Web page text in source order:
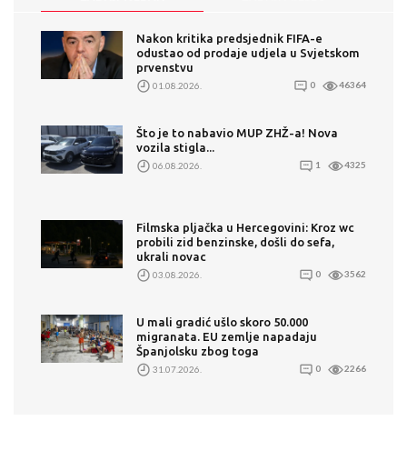
Nakon kritika predsjednik FIFA-e
odustao od prodaje udjela u Svjetskom
prvenstvu
01.08.2026. 0 46364
Što je to nabavio MUP ZHŽ-a! Nova
vozila stigla...
06.08.2026. 1 4325
Filmska pljačka u Hercegovini: Kroz wc
probili zid benzinske, došli do sefa,
ukrali novac
03.08.2026. 0 3562
U mali gradić ušlo skoro 50.000
migranata. EU zemlje napadaju
Španjolsku zbog toga
31.07.2026. 0 2266